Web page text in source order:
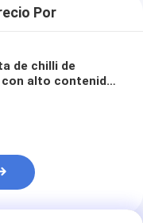
Por
de chilli de
con alto contenido
80 mesas y una